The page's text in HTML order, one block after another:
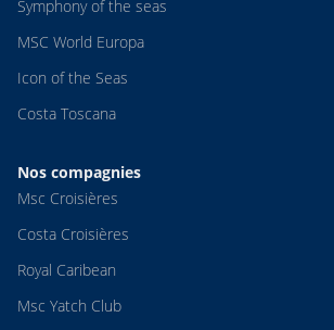
Symphony of the seas
MSC World Europa
Icon of the Seas
Costa Toscana
Nos compagnies
Msc Croisières
Costa Croisières
Royal Caribean
Msc Yatch Club